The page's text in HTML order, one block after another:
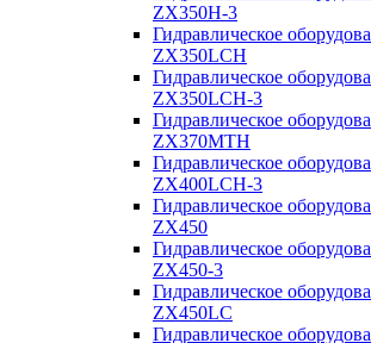
ZX350H-3
Гидравлическое
ZX350LCH
Гидравлическое
ZX350LCH-3
Гидравлическое
ZX370MTH
Гидравлическое
ZX400LCH-3
Гидравлическое
ZX450
Гидравлическое
ZX450-3
Гидравлическое
ZX450LC
Гидравлическое